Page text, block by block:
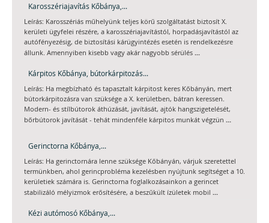
Karosszériajavítás Kőbánya,...
Leírás: Karosszériás műhelyünk teljes körű szolgáltatást biztosít X.
kerületi ügyfelei részére, a karosszériajavítástól, horpadásjavítástól az
autófényezésig, de biztosítási kárügyintézés esetén is rendelkezésre
állunk. Amennyiben kisebb vagy akár nagyobb sérülés ...
Kárpitos Kőbánya, bútorkárpitozás...
Leírás: Ha megbízható és tapasztalt kárpitost keres Kőbányán, mert
bútorkárpitozásra van szüksége a X. kerületben, bátran keressen.
Modern- és stílbútorok áthúzását, javítását, ajtók hangszigetelését,
bőrbútorok javítását - tehát mindenféle kárpitos munkát végzün ...
Gerinctorna Kőbánya,...
Leírás: Ha gerinctornára lenne szüksége Kőbányán, várjuk szeretettel
termünkben, ahol gerincprobléma kezelésben nyújtunk segítséget a 10.
kerületiek számára is. Gerinctorna foglalkozásainkon a gerincet
stabilizáló mélyizmok erősítésére, a beszűkült ízületek mobil ...
Kézi autómosó Kőbánya,...